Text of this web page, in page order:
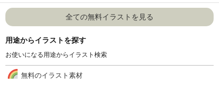
全ての無料イラストを見る
用途からイラストを探す
お使いになる用途からイラスト検索
無料のイラスト素材